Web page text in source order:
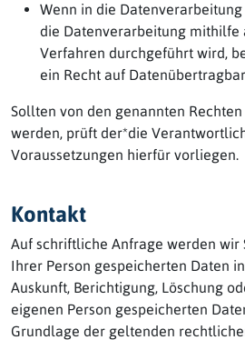
Wenn in die
die Datenverarbeitung mithilfe
Verfahren durchgeführt wird,
ein Recht auf
Sollten von den genannten
werden, prüft der*die
Voraussetzungen hierfür vorliegen.
Kontakt
Auf schriftliche Anfrage werden wir
Ihrer Person gespeicherten Daten
Auskunft, Berichtigung, Löschung
eigenen Person gespeicherten
Grundlage der geltenden